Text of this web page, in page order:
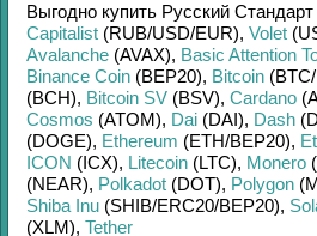
Выгодно купить Русский
Capitalist (RUB/USD/EUR), Volet
Avalanche (AVAX), Basic Attention
Binance Coin (BEP20), Bitcoin (BTC/
(BCH), Bitcoin SV (BSV), Cardano
Cosmos (ATOM), Dai (DAI), Dash
(DOGE), Ethereum (ETH/BEP20),
ICON (ICX), Litecoin (LTC), Monero
(NEAR), Polkadot (DOT), Polygon
Shiba Inu (SHIB/ERC20/BEP20),
(XLM), Tether